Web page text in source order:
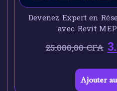
Devenez Expert en
avec Revit
25.000,00CFA
Ajouter